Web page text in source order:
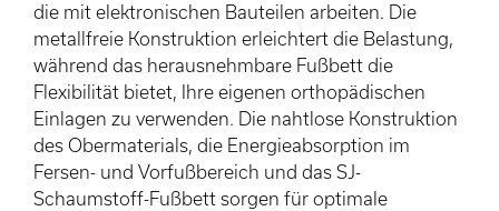
die mit elektronischen Bauteilen arbeiten. Die
metallfreie Konstruktion erleichtert die Belastung,
während das herausnehmbare Fußbett die
Flexibilität bietet, Ihre eigenen orthopädischen
Einlagen zu verwenden. Die nahtlose Konstruktion
des Obermaterials, die Energieabsorption im
Fersen- und Vorfußbereich und das SJ-
Schaumstoff-Fußbett sorgen für optimale